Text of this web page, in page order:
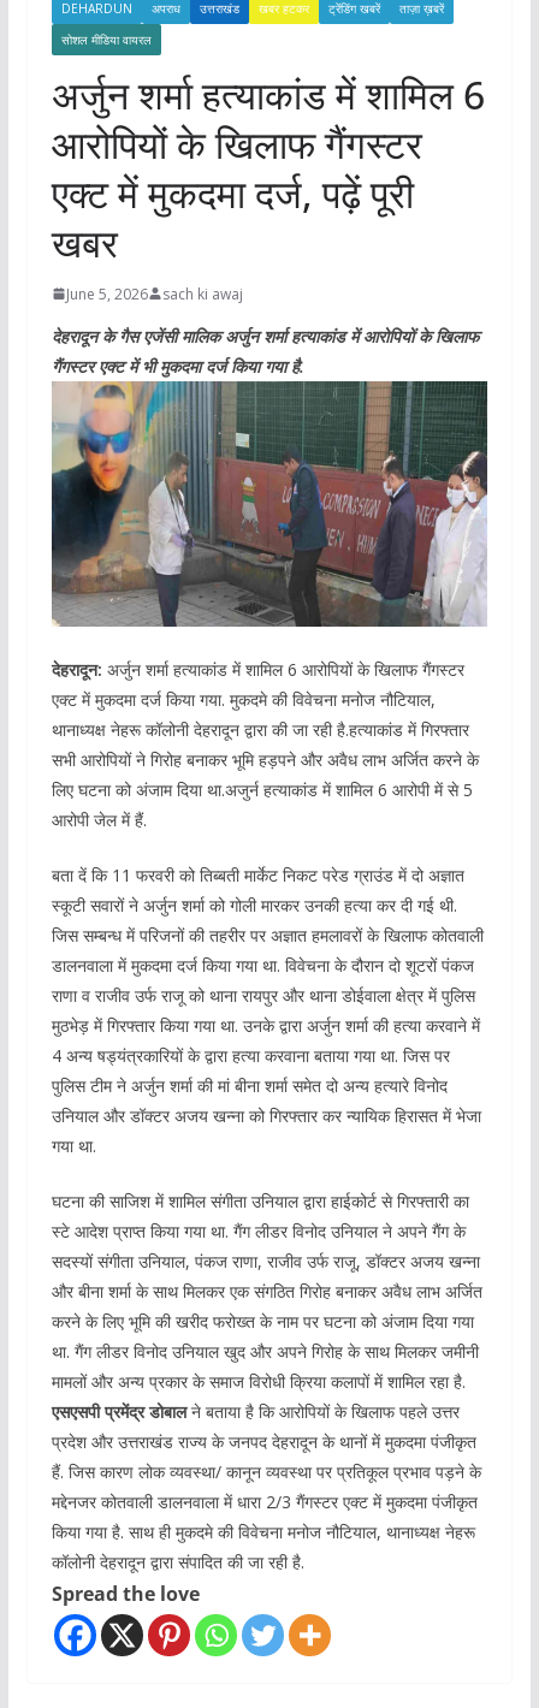
DEHARDUN अपराध उत्तराखंड खबर हटकर ट्रेंडिंग खबरें
ताज़ा ख़बरें
सोशल मीडिया वायरल
अर्जुन शर्मा हत्याकांड में शामिल 6
आरोपियों के खिलाफ गैंगस्टर
एक्ट में मुकदमा दर्ज, पढ़ें पूरी
खबर
June 5, 2026 sach ki awaj
देहरादून के गैस एजेंसी मालिक अर्जुन शर्मा हत्याकांड में आरोपियों के खिलाफ
गैंगस्टर एक्ट में भी मुकदमा दर्ज किया गया है.
देहरादून: अर्जुन शर्मा हत्याकांड में शामिल 6 आरोपियों के खिलाफ गैंगस्टर
एक्ट में मुकदमा दर्ज किया गया. मुकदमे की विवेचना मनोज नौटियाल,
थानाध्यक्ष नेहरू कॉलोनी देहरादून द्वारा की जा रही है.हत्याकांड में गिरफ्तार
सभी आरोपियों ने गिरोह बनाकर भूमि हड़पने और अवैध लाभ अर्जित करने के
लिए घटना को अंजाम दिया था.अजुर्न हत्याकांड में शामिल 6 आरोपी में से 5
आरोपी जेल में हैं.
बता दें कि 11 फरवरी को तिब्बती मार्केट निकट परेड ग्राउंड में दो अज्ञात
स्कूटी सवारों ने अर्जुन शर्मा को गोली मारकर उनकी हत्या कर दी गई थी.
जिस सम्बन्ध में परिजनों की तहरीर पर अज्ञात हमलावरों के खिलाफ कोतवाली
डालनवाला में मुकदमा दर्ज किया गया था. विवेचना के दौरान दो शूटरों पंकज
राणा व राजीव उर्फ राजू को थाना रायपुर और थाना डोईवाला क्षेत्र में पुलिस
मुठभेड़ में गिरफ्तार किया गया था. उनके द्वारा अर्जुन शर्मा की हत्या करवाने में
4 अन्य षड्यंत्रकारियों के द्वारा हत्या करवाना बताया गया था. जिस पर
पुलिस टीम ने अर्जुन शर्मा की मां बीना शर्मा समेत दो अन्य हत्यारे विनोद
उनियाल और डॉक्टर अजय खन्ना को गिरफ्तार कर न्यायिक हिरासत में भेजा
गया था.
घटना की साजिश में शामिल संगीता उनियाल द्वारा हाईकोर्ट से गिरफ्तारी का
स्टे आदेश प्राप्त किया गया था. गैंग लीडर विनोद उनियाल ने अपने गैंग के
सदस्यों संगीता उनियाल, पंकज राणा, राजीव उर्फ राजू, डॉक्टर अजय खन्ना
और बीना शर्मा के साथ मिलकर एक संगठित गिरोह बनाकर अवैध लाभ अर्जित
करने के लिए भूमि की खरीद फरोख्त के नाम पर घटना को अंजाम दिया गया
था. गैंग लीडर विनोद उनियाल खुद और अपने गिरोह के साथ मिलकर जमीनी
मामलों और अन्य प्रकार के समाज विरोधी क्रिया कलापों में शामिल रहा है.
एसएसपी प्रमेंद्र डोबालने बताया है कि आरोपियों के खिलाफ पहले उत्तर
प्रदेश और उत्तराखंड राज्य के जनपद देहरादून के थानों में मुकदमा पंजीकृत
हैं. जिस कारण लोक व्यवस्था/ कानून व्यवस्था पर प्रतिकूल प्रभाव पड़ने के
मद्देनजर कोतवाली डालनवाला में धारा 2/3 गैंगस्टर एक्ट में मुकदमा पंजीकृत
किया गया है. साथ ही मुकदमे की विवेचना मनोज नौटियाल, थानाध्यक्ष नेहरू
कॉलोनी देहरादून द्वारा संपादित की जा रही है.
Spread the love